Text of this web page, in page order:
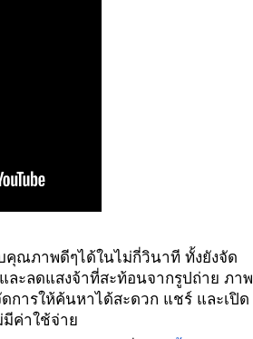
ณภาพดีๆได้ในไม่กี่วินาที ทั้งยังจัด
ะลดแสงจ้าที่สะท้อนจากรูปถ่าย ภาพ
การให้ค้นหาได้สะดวก แชร์ และเปิด
ค่าใช้จ่าย